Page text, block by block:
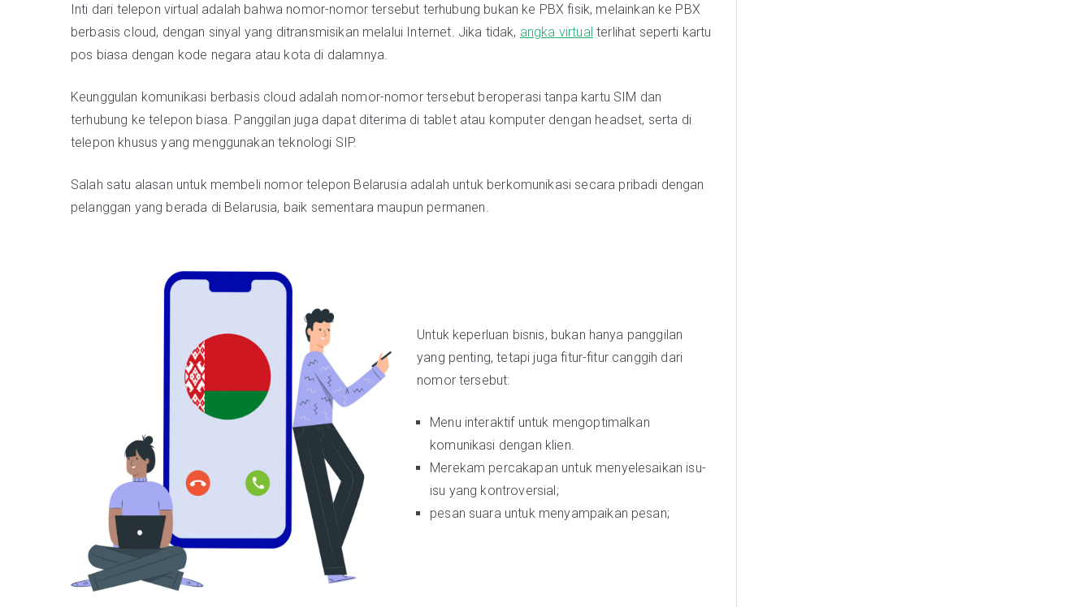
Inti dari telepon virtual adalah bahwa nomor-nomor tersebut terhubung bukan ke PBX fisik, melainkan ke PBX
berbasis cloud, dengan sinyal yang ditransmisikan melalui Internet. Jika tidak, angka virtual terlihat seperti kartu
pos biasa dengan kode negara atau kota di dalamnya.
Keunggulan komunikasi berbasis cloud adalah nomor-nomor tersebut beroperasi tanpa kartu SIM dan
terhubung ke telepon biasa. Panggilan juga dapat diterima di tablet atau komputer dengan headset, serta di
telepon khusus yang menggunakan teknologi SIP.
Salah satu alasan untuk membeli nomor telepon Belarusia adalah untuk berkomunikasi secara pribadi dengan
pelanggan yang berada di Belarusia, baik sementara maupun permanen.
Untuk keperluan bisnis, bukan hanya panggilan
yang penting, tetapi juga fitur-fitur canggih dari
nomor tersebut:
Menu interaktif untuk mengoptimalkan
komunikasi dengan klien.
Merekam percakapan untuk menyelesaikan isu-
isu yang kontroversial;
pesan suara untuk menyampaikan pesan;